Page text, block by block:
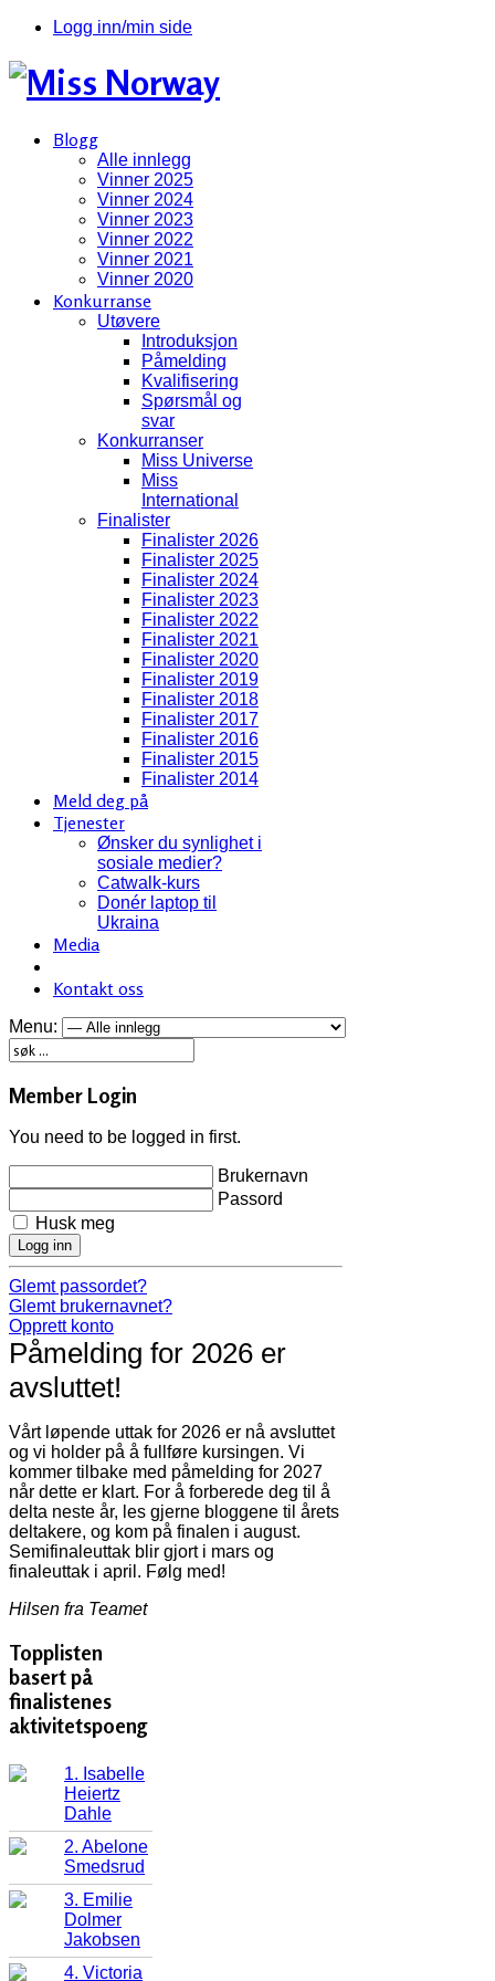
Logg inn/min side
Blogg
Alle innlegg
Vinner 2025
Vinner 2024
Vinner 2023
Vinner 2022
Vinner 2021
Vinner 2020
Konkurranse
Utøvere
Introduksjon
Påmelding
Kvalifisering
Spørsmål og
svar
Konkurranser
Miss Universe
Miss
International
Finalister
Finalister 2026
Finalister 2025
Finalister 2024
Finalister 2023
Finalister 2022
Finalister 2021
Finalister 2020
Finalister 2019
Finalister 2018
Finalister 2017
Finalister 2016
Finalister 2015
Finalister 2014
Meld deg på
Tjenester
Ønsker du synlighet i
sosiale medier?
Catwalk-kurs
Donér laptop til
Ukraina
Media
Kontakt oss
Menu:
Member Login
You need to be logged in first.
Brukernavn
Passord
Husk meg
Logg inn
Glemt passordet?
Glemt brukernavnet?
Opprett konto
Påmelding for 2026 er
avsluttet!
Vårt løpende uttak for 2026 er nå avsluttet
og vi holder på å fullføre kursingen. Vi
kommer tilbake med påmelding for 2027
når dette er klart. For å forberede deg til å
delta neste år, les gjerne bloggene til årets
deltakere, og kom på finalen i august.
Semifinaleuttak blir gjort i mars og
finaleuttak i april. Følg med!
Hilsen fra Teamet
Topplisten
basert på
finalistenes
aktivitetspoeng
1. Isabelle
Heiertz
Dahle
2. Abelone
Smedsrud
3. Emilie
Dolmer
Jakobsen
4. Victoria